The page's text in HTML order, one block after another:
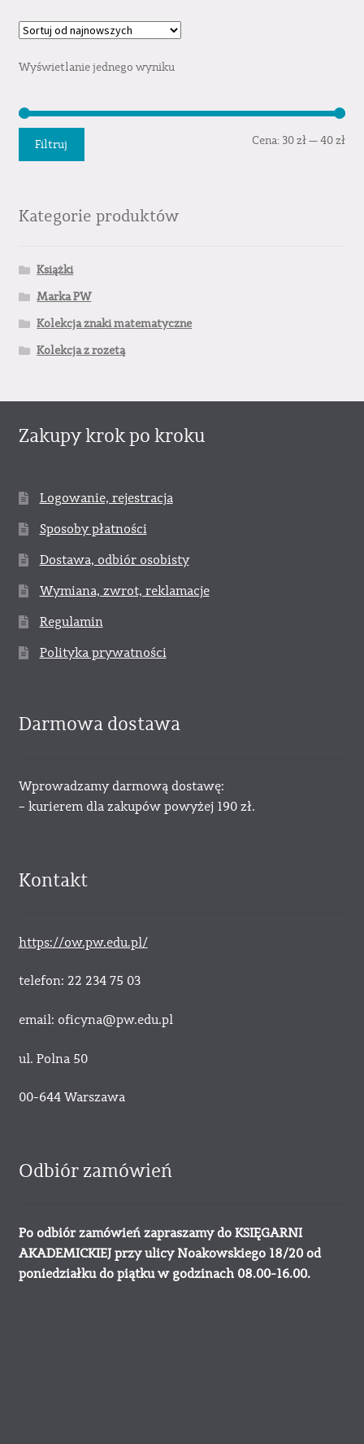
Wyświetlanie jednego wyniku
Filtruj Cena: 30 zł—40 zł
Kategorie produktów
Książki
Marka PW
Kolekcja znaki matematyczne
Kolekcja z rozetą
Zakupy krok po kroku
Logowanie, rejestracja
Sposoby płatności
Dostawa, odbiór osobisty
Wymiana, zwrot, reklamacje
Regulamin
Polityka prywatności
Darmowa dostawa
Wprowadzamy darmową dostawę:
– kurierem dla zakupów powyżej 190 zł.
Kontakt
https://ow.pw.edu.pl/
telefon: 22 234 75 03
email: oficyna@pw.edu.pl
ul. Polna 50
00-644 Warszawa
Odbiór zamówień
Po odbiór zamówień zapraszamy do KSIĘGARNI
AKADEMICKIEJ przy ulicy Noakowskiego 18/20 od
poniedziałku do piątku w godzinach 08.00-16.00.